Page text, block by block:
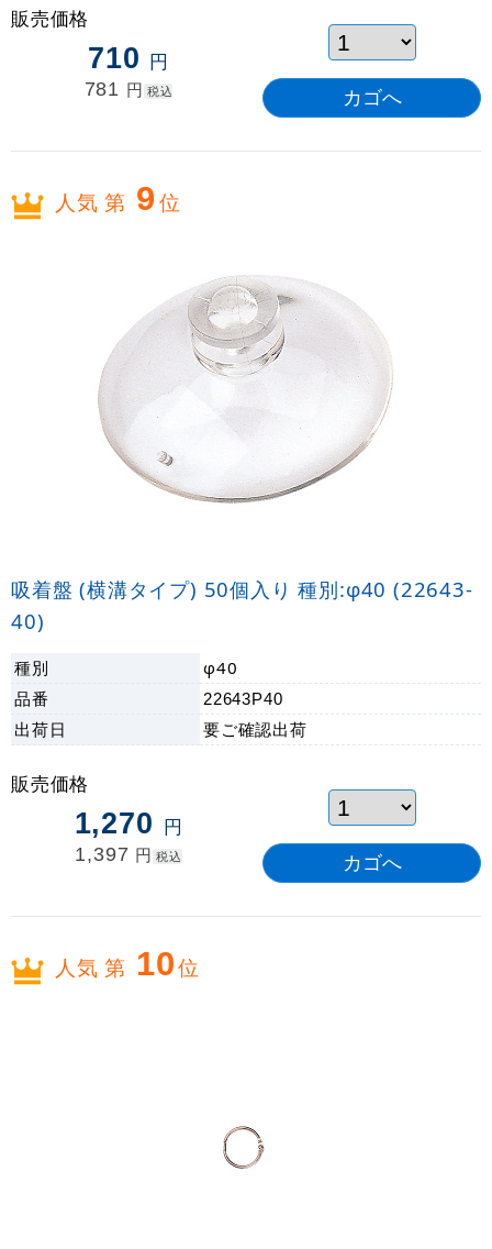
販売価格
710 円
781 円 税込
人気 第 9位
吸着盤 (横溝タイプ) 50個入り 種別:φ40 (22643-
40)
種別
φ40
品番
22643P40
出荷日 要ご確認出荷
販売価格
1,270 円
1,397 円 税込
人気 第 10位